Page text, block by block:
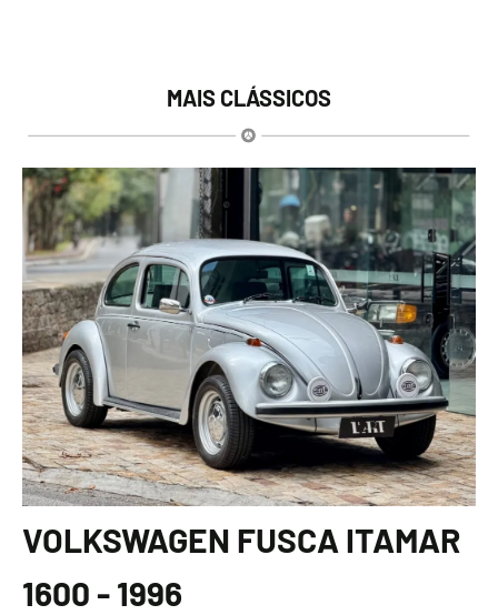
MAIS CLÁSSICOS
VOLKSWAGEN FUSCA ITAMAR
1600 - 1996